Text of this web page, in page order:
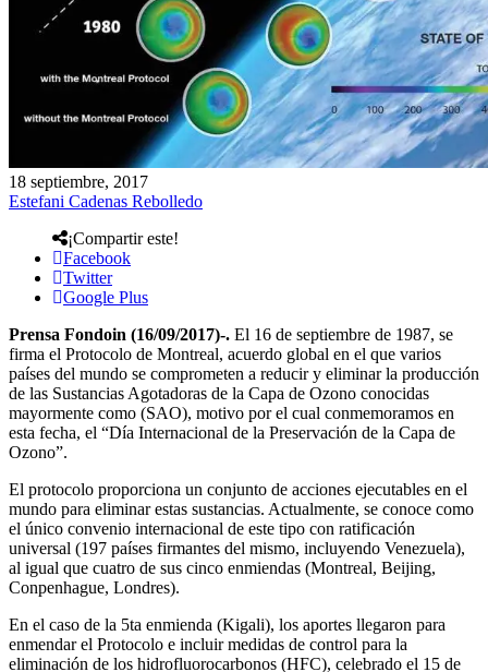
18 septiembre, 2017
Estefani Cadenas Rebolledo
¡Compartir este!
Facebook
Twitter
Google Plus
Prensa Fondoin (16/09/2017)-. El 16 de septiembre de 1987, se
firma el Protocolo de Montreal, acuerdo global en el que varios
países del mundo se comprometen a reducir y eliminar la producción
de las Sustancias Agotadoras de la Capa de Ozono conocidas
mayormente como (SAO), motivo por el cual conmemoramos en
esta fecha, el “Día Internacional de la Preservación de la Capa de
Ozono”.
El protocolo proporciona un conjunto de acciones ejecutables en el
mundo para eliminar estas sustancias. Actualmente, se conoce como
el único convenio internacional de este tipo con ratificación
universal (197 países firmantes del mismo, incluyendo Venezuela),
al igual que cuatro de sus cinco enmiendas (Montreal, Beijing,
Conpenhague, Londres).
En el caso de la 5ta enmienda (Kigali), los aportes llegaron para
enmendar el Protocolo e incluir medidas de control para la
eliminación de los hidrofluorocarbonos (HFC), celebrado el 15 de